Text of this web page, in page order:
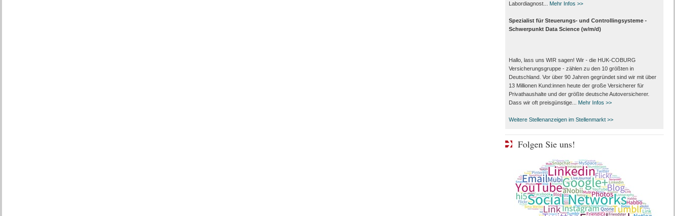
Labor­diagnost...
Mehr Infos >>
Spezialist für Steuerungs- und Controllingsysteme -
Schwerpunkt Data Science (w/m/d)
Hallo, lass uns WIR sagen! Wir - die HUK-COBURG
Versicherungsgruppe - zählen zu den 10 größten in
Deutschland. Vor über 90 Jahren gegründet sind wir mit über
13 Millionen Kund:innen heute der große Versicherer für
Privathaushalte und der größte deutsche Autoversicherer.
Dass wir oft preisgünstige...
Mehr Infos >>
Weitere Stellenanzeigen im Stellenmarkt >>
Folgen Sie uns!